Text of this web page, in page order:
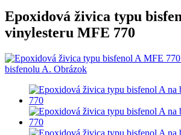
Epoxidová živica typu
vinylesteru MFE 770